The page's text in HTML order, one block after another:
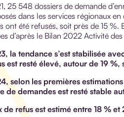
25 548 dossiers de demande
dans les services régionaux
ont été refusés, soit près de 15
d’après le Bilan 2022 Activité
la tendance s’est stabilisée
est resté élevé, autour de 19
selon les premières
de demandes est resté stable
de refus est estimé entre 18 %